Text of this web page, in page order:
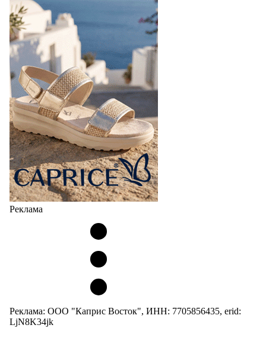
Реклама
Реклама: ООО "Каприс Восток", ИНН: 7705856435, erid:
LjN8K34jk